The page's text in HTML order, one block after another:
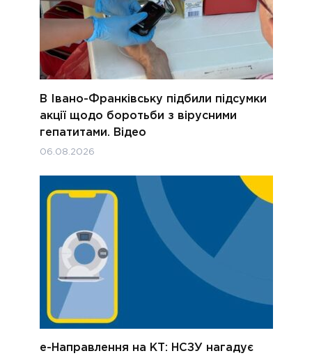
В Івано-Франківську підбили підсумки
акції щодо боротьби з вірусними
гепатитами. Відео
06.08.2026
е-Направлення на КТ: НСЗУ нагадує